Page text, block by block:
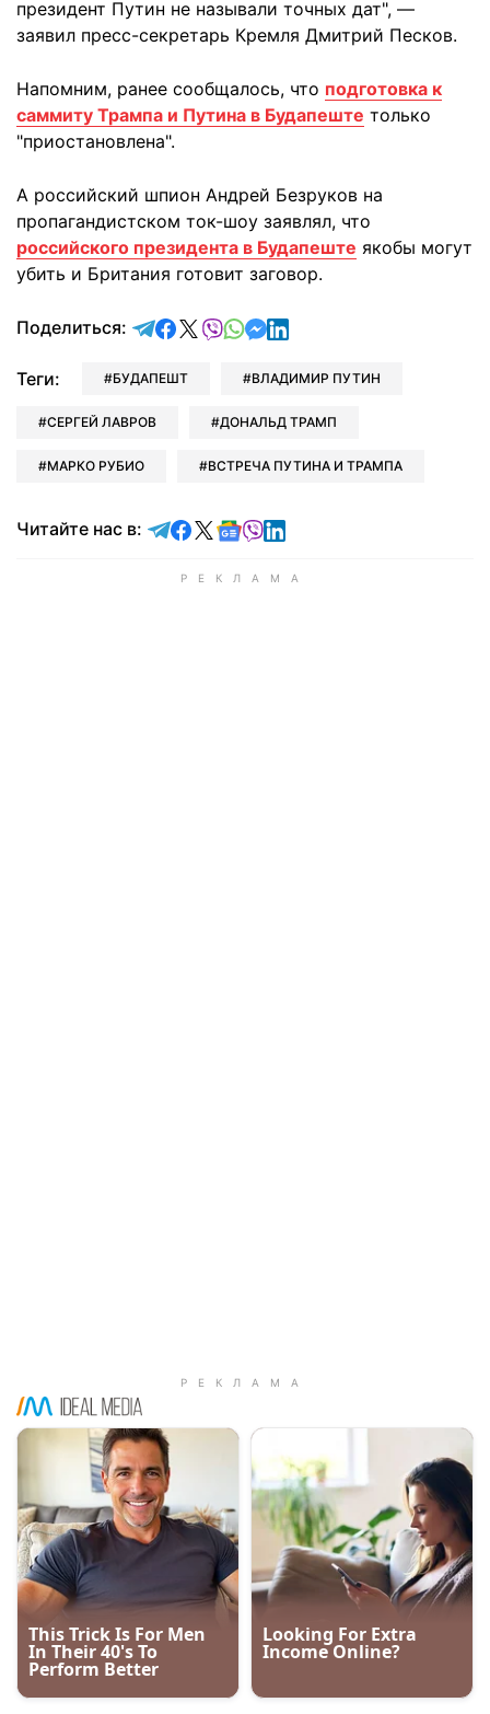
президент Путин не называли точных дат", —
заявил пресс-секретарь Кремля Дмитрий Песков.
Напомним, ранее сообщалось, что подготовка к
саммиту Трампа и Путина в Будапеште только
"приостановлена".
А российский шпион Андрей Безруков на
пропагандистском ток-шоу заявлял, что
российского президента в Будапеште якобы могут
убить и Британия готовит заговор.
Поделиться: отправить в Telegram
поделиться в Facebook
поделиться в X
отправить в Viber
отправить в Whatsapp
отправить в Messenger
отправить в LinkedIn
Теги: БУДАПЕШТ ВЛАДИМИР ПУТИН
СЕРГЕЙ ЛАВРОВ ДОНАЛЬД ТРАМП
МАРКО РУБИО ВСТРЕЧА ПУТИНА И ТРАМПА
Читайте нас в: Читайте в Telegram
Читайте в Facebook
Читайте в X
Читайте в Google news
Читайте в Viber
Читайте в LinkedIn